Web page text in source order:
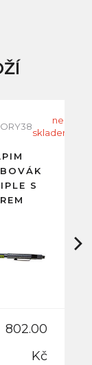
neni
skladem
S
802.00
Kč